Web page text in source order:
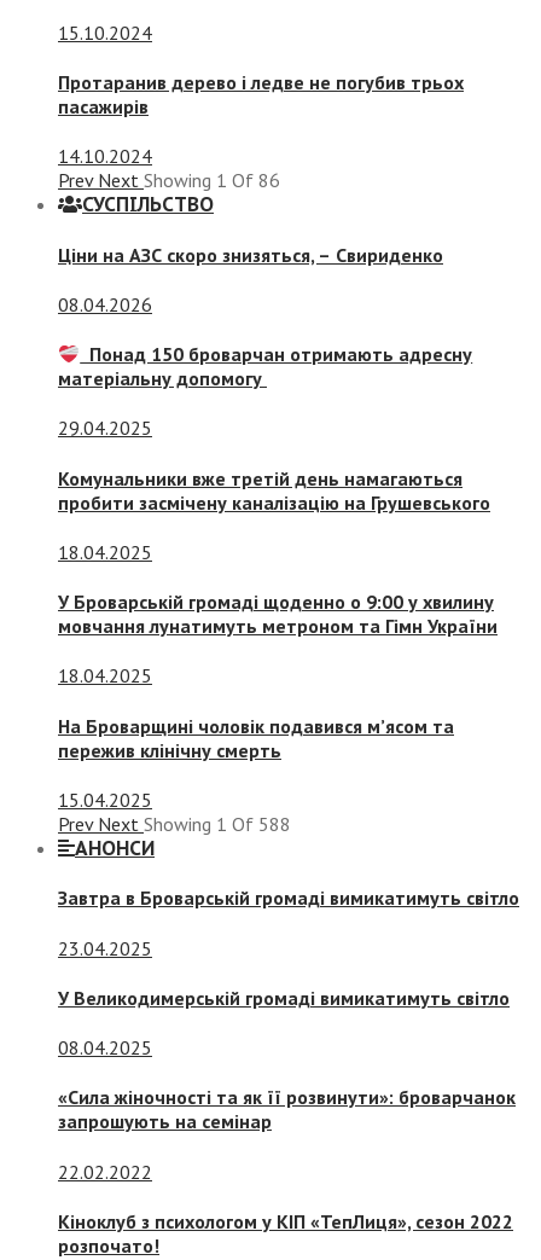
15.10.2024
Протаранив дерево і ледве не погубив трьох
пасажирів
14.10.2024
Prev Next Showing 1 Of 86
СУСПIЛЬСТВО
Ціни на АЗС скоро знизяться, – Свириденко
08.04.2026
Понад 150 броварчан отримають адресну
матеріальну допомогу
29.04.2025
Комунальники вже третій день намагаються
пробити засмічену каналізацію на Грушевського
18.04.2025
У Броварській громаді щоденно о 9:00 у хвилину
мовчання лунатимуть метроном та Гімн України
18.04.2025
На Броварщині чоловік подавився м’ясом та
пережив клінічну смерть
15.04.2025
Prev Next Showing 1 Of 588
АНОНСИ
Завтра в Броварській громаді вимикатимуть світло
23.04.2025
У Великодимерській громаді вимикатимуть світло
08.04.2025
«Сила жіночності та як її розвинути»: броварчанок
запрошують на семінар
22.02.2022
Кіноклуб з психологом у КІП «ТепЛиця», сезон 2022
розпочато!